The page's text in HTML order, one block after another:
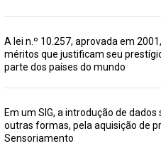
A lei n.º 10.257, aprovada em
méritos que justificam seu
parte dos países do mundo
Em um SIG, a introdução de dados
outras formas, pela aquisição de
Sensoriamento